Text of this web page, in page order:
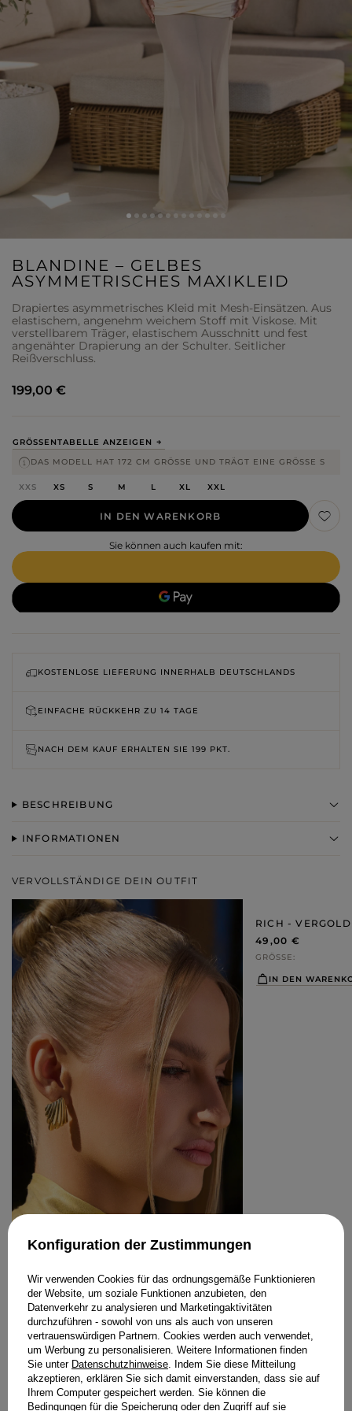
BLANDINE – GELBES
ASYMMETRISCHES MAXIKLEID
Drapiertes asymmetrisches Kleid mit Mesh-Einsätzen. Aus
elastischem, angenehm weichem Stoff mit Viskose. Mit
verstellbarem Träger, elastischem Ausschnitt und fest
angenähter Drapierung an der Schulter. Seitlicher
Reißverschluss.
GRÖSSENTABELLE ANZEIGEN
DAS MODELL HAT 172 CM GRÖSSE UND TRÄGT EINE GRÖSSE S
XXS XS S M L XL XXL
IN DEN WARENKORB
Sie können auch kaufen mit:
199,00 €
KOSTENLOSE LIEFERUNG INNERHALB DEUTSCHLANDS
EINFACHE RÜCKKEHR ZU 14 TAGE
NACH DEM KAUF ERHALTEN SIE 199 PKT.
BESCHREIBUNG
INFORMATIONEN
VERVOLLSTÄNDIGE DEIN OUTFIT
69,00 €
GRÖSSE
IN DEN WARENKORB
RICH -
49,00 €
GRÖSSE
IN DEN
STYLING KAUFEN
Konfiguration der Zustimmungen
Wir verwenden Cookies für das ordnungsgemäße Funktionieren
der Website, um soziale Funktionen anzubieten, den
Datenverkehr zu analysieren und Marketingaktivitäten
durchzuführen - sowohl von uns als auch von unseren
vertrauenswürdigen Partnern. Cookies werden auch verwendet,
um Werbung zu personalisieren. Weitere Informationen finden
Sie unter Datenschutzhinweise. Indem Sie diese Mitteilung
akzeptieren, erklären Sie sich damit einverstanden, dass sie auf
Ihrem Computer gespeichert werden. Sie können die
Bedingungen für die Speicherung oder den Zugriff auf sie